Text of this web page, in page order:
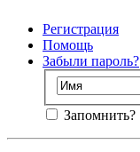
Регистрация
Помощь
Забыли пароль?
Запомнить?